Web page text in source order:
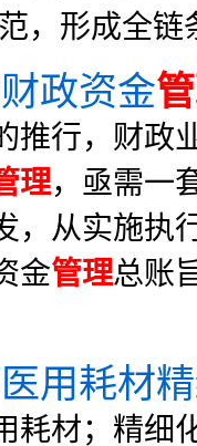
，形成全链
政资金
推行，财政
理，亟需一
，从实施执
金管理总账
用耗材
耗材；精细